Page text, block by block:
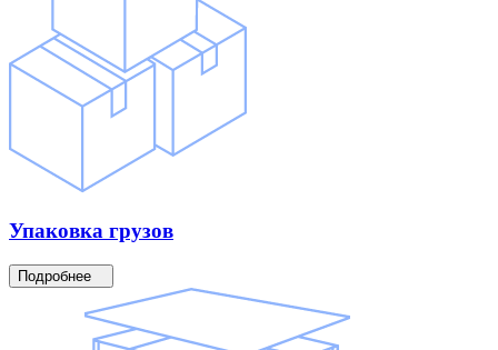
Упаковка грузов
Подробнее